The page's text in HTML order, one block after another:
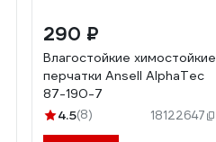
290 ₽
Влагостойкие химостойкие
перчатки Ansell AlphaTec
87-190-7
4.5(8) 18122647